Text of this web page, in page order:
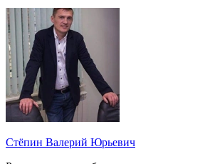
Стёпин Валерий Юрьевич